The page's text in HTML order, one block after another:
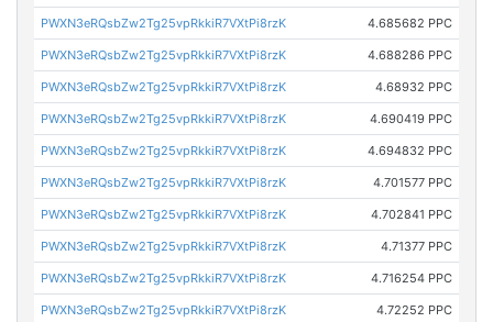
PWXN3eRQsbZw2Tg25vpRkkiR7VXtPi8rzK 4.685682 PPC
PWXN3eRQsbZw2Tg25vpRkkiR7VXtPi8rzK 4.688286 PPC
PWXN3eRQsbZw2Tg25vpRkkiR7VXtPi8rzK 4.68932 PPC
PWXN3eRQsbZw2Tg25vpRkkiR7VXtPi8rzK 4.690419 PPC
PWXN3eRQsbZw2Tg25vpRkkiR7VXtPi8rzK 4.694832 PPC
PWXN3eRQsbZw2Tg25vpRkkiR7VXtPi8rzK 4.701577 PPC
PWXN3eRQsbZw2Tg25vpRkkiR7VXtPi8rzK 4.702841 PPC
PWXN3eRQsbZw2Tg25vpRkkiR7VXtPi8rzK 4.71377 PPC
PWXN3eRQsbZw2Tg25vpRkkiR7VXtPi8rzK 4.716254 PPC
PWXN3eRQsbZw2Tg25vpRkkiR7VXtPi8rzK 4.72252 PPC